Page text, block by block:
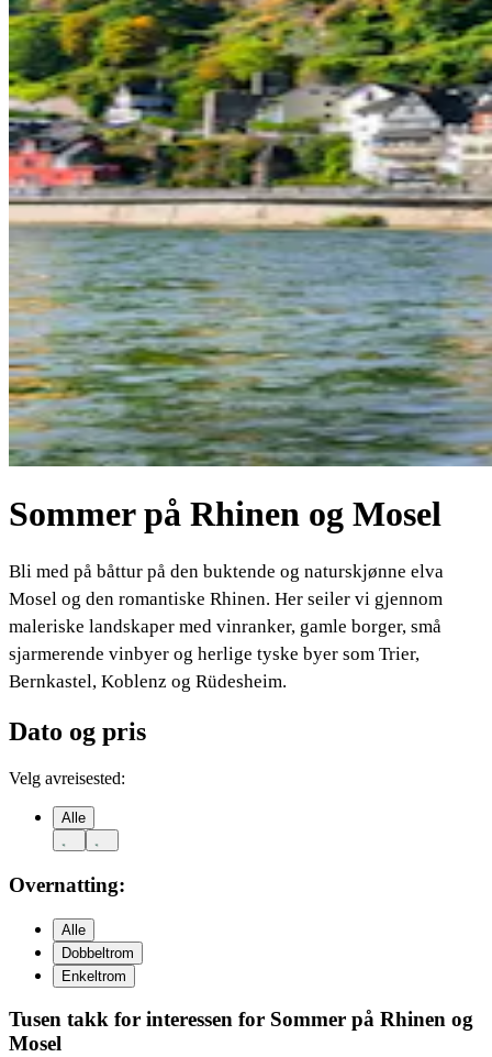
Sommer på Rhinen og Mosel
Bli med på båttur på den buktende og naturskjønne elva
Mosel og den romantiske Rhinen. Her seiler vi gjennom
maleriske landskaper med vinranker, gamle borger, små
sjarmerende vinbyer og herlige tyske byer som Trier,
Bernkastel, Koblenz og Rüdesheim.
Dato og pris
Velg avreisested:
Alle
Overnatting:
Alle
Dobbeltrom
Enkeltrom
Tusen takk for interessen for Sommer på Rhinen og
Mosel